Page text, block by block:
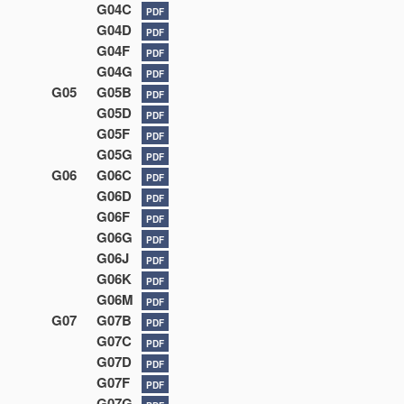
G04C PDF
G04D PDF
G04F PDF
G04G PDF
G05 G05B PDF
G05D PDF
G05F PDF
G05G PDF
G06 G06C PDF
G06D PDF
G06F PDF
G06G PDF
G06J PDF
G06K PDF
G06M PDF
G07 G07B PDF
G07C PDF
G07D PDF
G07F PDF